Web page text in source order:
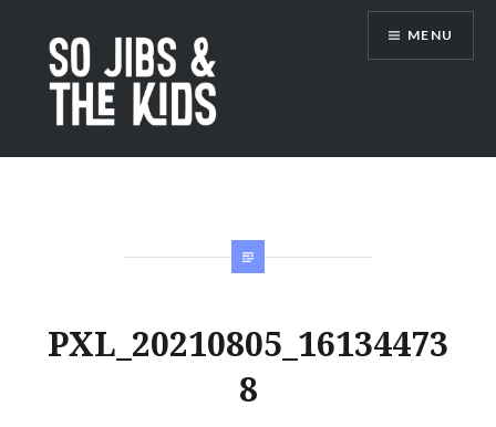
contenu
principal
So Jibs & the Kids
MENU
PXL_20210805_16134473
8